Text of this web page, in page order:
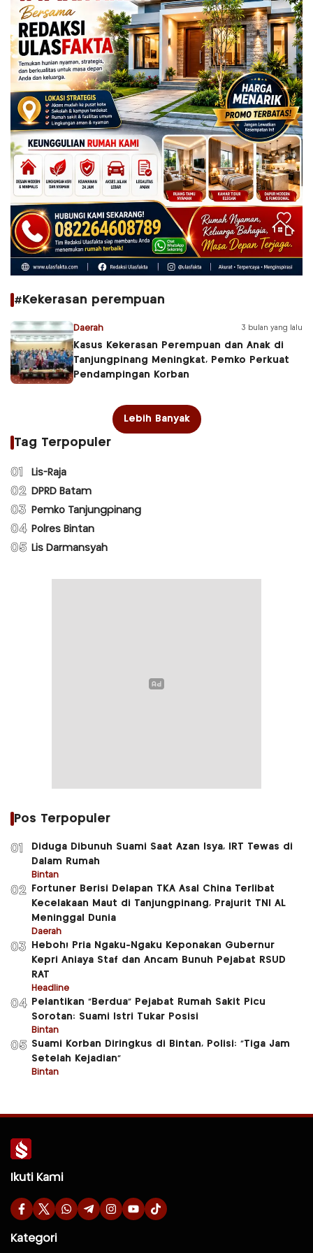
#Kekerasan perempuan
Daerah 3 bulan yang lalu
Kasus Kekerasan Perempuan dan Anak di
Tanjungpinang Meningkat, Pemko Perkuat
Pendampingan Korban
Lebih Banyak
Tag Terpopuler
01 Lis-Raja
02 DPRD Batam
03 Pemko Tanjungpinang
04 Polres Bintan
05 Lis Darmansyah
Pos Terpopuler
01
Diduga Dibunuh Suami Saat Azan Isya, IRT Tewas di
Dalam Rumah
Bintan
02
Fortuner Berisi Delapan TKA Asal China Terlibat
Kecelakaan Maut di Tanjungpinang, Prajurit TNI AL
Meninggal Dunia
Daerah
03
Heboh! Pria Ngaku-Ngaku Keponakan Gubernur
Kepri Aniaya Staf dan Ancam Bunuh Pejabat RSUD
RAT
Headline
04
Pelantikan “Berdua” Pejabat Rumah Sakit Picu
Sorotan: Suami Istri Tukar Posisi
Bintan
05 Suami Korban Diringkus di Bintan, Polisi: “Tiga Jam
Setelah Kejadian”
Bintan
Ikuti Kami
Kategori